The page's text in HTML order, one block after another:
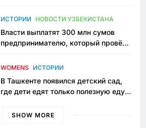
пространство
ИСТОРИИ НОВОСТИ УЗБЕКИСТАНА
Власти выплатят 300 млн сумов
предпринимателю, который провёл
приговору
WOMENS ИСТОРИИ
В Ташкенте появился детский сад,
где дети едят только полезную еду.
просить «кашу без сахара»
SHOW MORE